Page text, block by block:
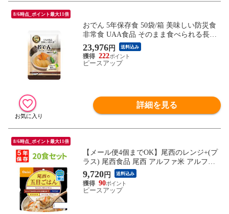
8/6時点_ポイント最大11倍
おでん 5年保存食 50袋/箱 美味しい防災食
非常食 UAA食品 そのまま食べられる長期
保存食(備蓄品 おかず 非常食セット 防災用
品 企業 団体 地震 災害対策 帰宅困難者対
策）
23,976円 送料込み
222
ピースアップ
詳細を見る
8/6時点_ポイント最大11倍
【メール便4個までOK】尾西のレンジ+(プ
ラス) 尾西食品 尾西 アルファ米 アルファ
ー米 アルファ化米 電子レンジ 時短 非常食
非常食セット 保存食 防災食 保存食セット
おすすめ 登山 キャンプ
9,720円 送料込み
90
ピースアップ